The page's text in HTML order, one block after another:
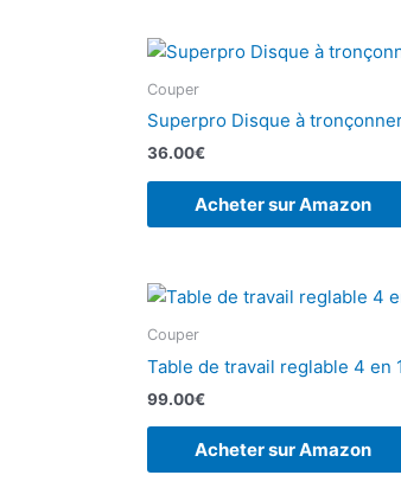
Couper
Superpro Disque à
36.00€
Acheter sur Amazon
Couper
Table de travail reglable 4 en
99.00€
Acheter sur Amazon